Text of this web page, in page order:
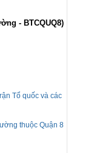
- BTCQUQ8)
Tổ quốc và các
thuộc Quận 8